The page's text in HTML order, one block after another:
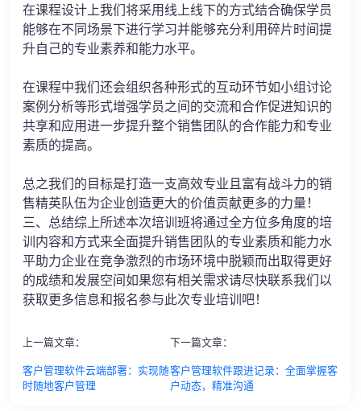
在课程设计上我们将采用线上线下的方式结合确保学员
能够在不同场景下进行学习并能够充分利用碎片时间提
升自己的专业素养和能力水平。
在课程中我们还会组织各种形式的互动环节如小组讨论
案例分析等形式增强学员之间的交流和合作促进知识的
共享和应用进一步提升整个销售团队的合作能力和专业
素质的提高。
总之我们的目标是打造一支高效专业且富有战斗力的销
售精英队伍为企业创造更大的价值贡献更多的力量！
三、总结综上所述本次培训班将通过全方位多角度的培
训内容和方式来全面提升销售团队的专业素质和能力水
平助力企业在竞争激烈的市场环境中脱颖而出取得更好
的成绩和发展空间如果您有相关需求请尽快联系我们以
获取更多信息和报名参与此次专业培训吧！
上一篇文章：
客户管理软件云端部署：实现随
时随地客户管理
下一篇文章：
客户管理软件跟进记录：全面掌握客
户动态，精准沟通